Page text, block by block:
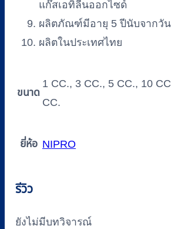
แก๊สเอทิลีนออกไซด์
ผลิตภัณฑ์มีอายุ 5 ปีนับจากวั
ผลิตในประเทศไทย
ขนาด
1 CC., 3 CC., 5 CC., 10
CC.
ยี่ห้อ NIPRO
รีวิว
ยังไม่มีบทวิจารณ์